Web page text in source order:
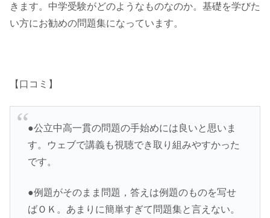
きます。中学受験がどのようなものなのか。基礎を学びた
い方にお勧めの問題集になっています。
【口コミ】
●公立中高一貫の問題の手始めには良いと思いま
す。ウェブで講義も視聴でき取り組みやすかった
です。
●例題がそのまま問題，答えは例題のものを写せ
ばＯＫ。あまりに簡単すぎて問題集と言えない。